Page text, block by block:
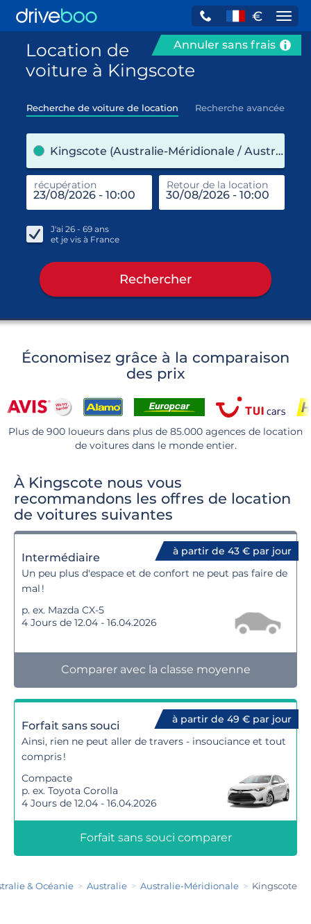
€
Annuler sans frais
Location de
voiture à Kingscote
Recherche de voiture de location Recherche avancée
Kingscote (Australie-Méridionale / Australie)
récupération Retour de la location
J'ai 26 - 69 ans
et je vis à France
Rechercher
Économisez grâce à la comparaison
des prix
Plus de 900 loueurs dans plus de 85.000 agences de location
de voitures dans le monde entier.
À Kingscote nous vous
recommandons les offres de location
de voitures suivantes
à partir de 43 € par jour
Intermédiaire
Un peu plus d'espace et de confort ne peut pas faire de
mal !
p. ex. Mazda CX-5
4 Jours de 12.04 - 16.04.2026
Comparer avec la classe moyenne
à partir de 49 € par jour
Forfait sans souci
Ainsi, rien ne peut aller de travers - insouciance et tout
compris !
Compacte
p. ex. Toyota Corolla
4 Jours de 12.04 - 16.04.2026
Forfait sans souci comparer
& Océanie Australie Australie-Méridionale Kingscote